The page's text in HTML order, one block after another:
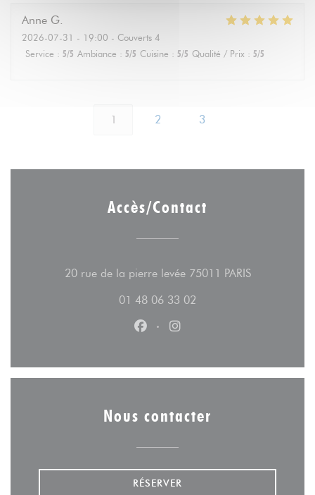
Anne G
2026-07-31 - 19:00 - Couverts 4
Service : 5/5 Ambiance : 5/5 Cuisine : 5/5 Qualité / Prix : 5/5
1 2 3
Accès/Contact
20 rue de la pierre levée 75011 PARIS((ouvre une
01 48 06 33 02
Facebook ((ouvre une nouvelle
Instagram ((ouvre une
Nous contacter
RÉSERVER